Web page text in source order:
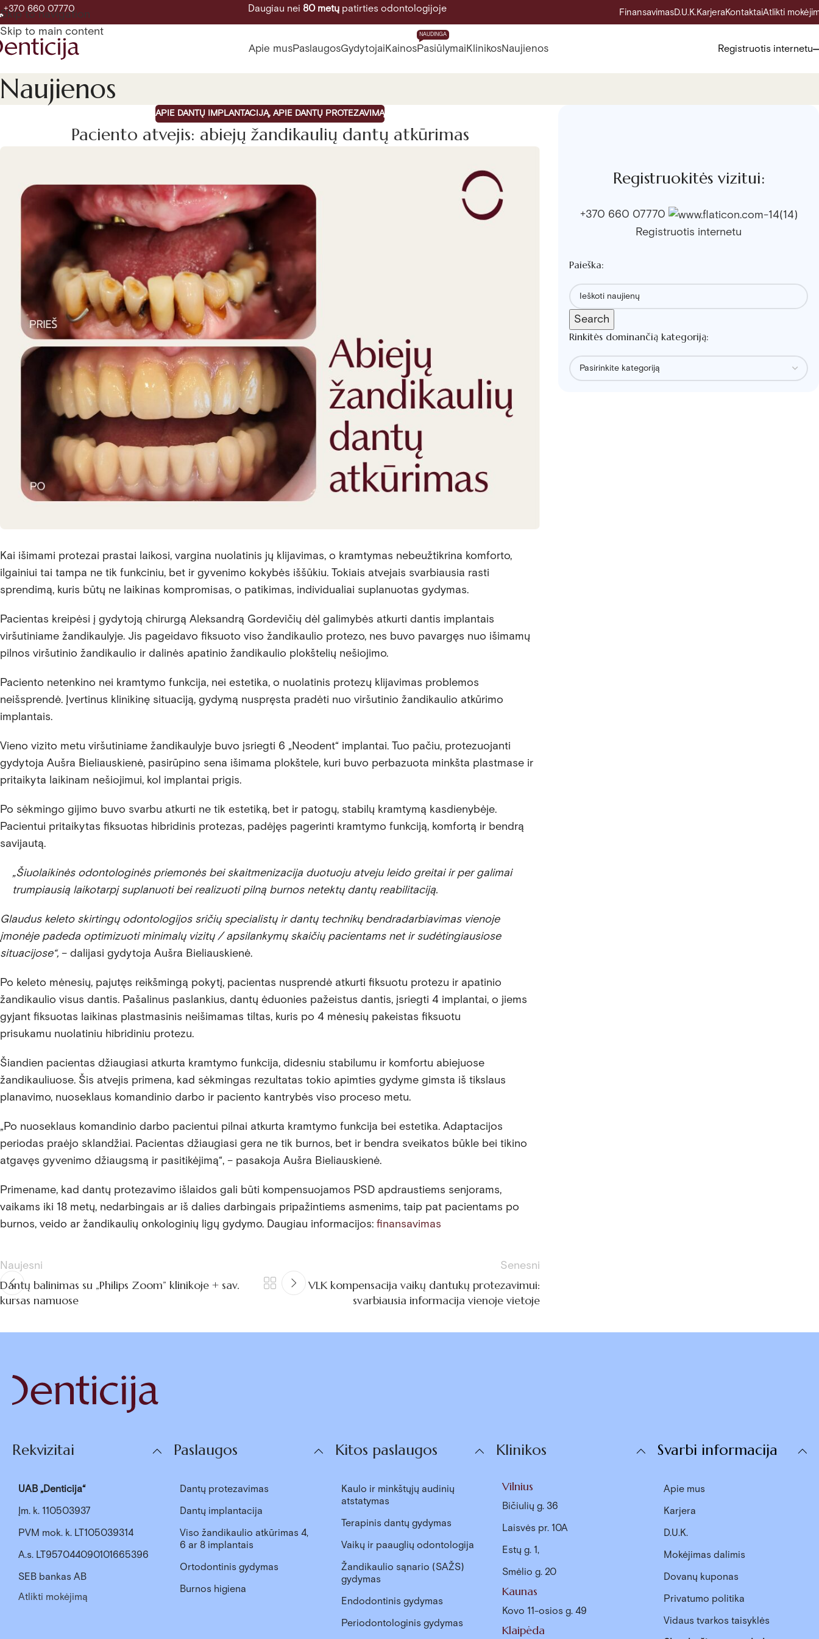
Skip to navigation
Skip to main content
+370 660 07770 Daugiau nei 80 metųpatirties odontologijoje FinansavimasD.U.K.KarjeraKontaktaiAtlikti
Apie musPaslaugosGydytojaiKainosPasiūlymai
NAUDINGA
KlinikosNaujienos Registruotis internetu
Naujienos
APIE DANTŲ IMPLANTACIJĄ, APIE DANTŲ PROTEZAVIMĄ
Paciento atvejis: abiejų žandikaulių dantų atkūrimas
Kai išimami protezai prastai laikosi, vargina nuolatinis jų klijavimas, o kramtymas nebeužtikrina komforto,
ilgainiui tai tampa ne tik funkciniu, bet ir gyvenimo kokybės iššūkiu. Tokiais atvejais svarbiausia rasti
sprendimą, kuris būtų ne laikinas kompromisas, o patikimas, individualiai suplanuotas gydymas.
Pacientas kreipėsi į gydytoją chirurgą Aleksandrą Gordevičių dėl galimybės atkurti dantis implantais
viršutiniame žandikaulyje. Jis pageidavo fiksuoto viso žandikaulio protezo, nes buvo pavargęs nuo išimamų
pilnos viršutinio žandikaulio ir dalinės apatinio žandikaulio plokštelių nešiojimo.
Paciento netenkino nei kramtymo funkcija, nei estetika, o nuolatinis protezų klijavimas problemos
neišsprendė. Įvertinus klinikinę situaciją, gydymą nuspręsta pradėti nuo viršutinio žandikaulio atkūrimo
implantais.
Vieno vizito metu viršutiniame žandikaulyje buvo įsriegti 6 „Neodent“ implantai. Tuo pačiu, protezuojanti
gydytoja Aušra Bieliauskienė, pasirūpino sena išimama plokštele, kuri buvo perbazuota minkšta plastmase ir
pritaikyta laikinam nešiojimui, kol implantai prigis.
Po sėkmingo gijimo buvo svarbu atkurti ne tik estetiką, bet ir patogų, stabilų kramtymą kasdienybėje.
Pacientui pritaikytas fiksuotas hibridinis protezas, padėjęs pagerinti kramtymo funkciją, komfortą ir bendrą
savijautą.
„Šiuolaikinės odontologinės priemonės bei skaitmenizacija duotuoju atveju leido greitai ir per galimai
trumpiausią laikotarpį suplanuoti bei realizuoti pilną burnos netektų dantų reabilitaciją.
Glaudus keleto skirtingų odontologijos sričių specialistų ir dantų technikų bendradarbiavimas vienoje
įmonėje padeda optimizuoti minimalų vizitų / apsilankymų skaičių pacientams net ir sudėtingiausiose
situacijose“, – dalijasi gydytoja Aušra Bieliauskienė.
Po keleto mėnesių, pajutęs reikšmingą pokytį, pacientas nusprendė atkurti fiksuotu protezu ir apatinio
žandikaulio visus dantis. Pašalinus paslankius, dantų ėduonies pažeistus dantis, įsriegti 4 implantai, o jiems
gyjant fiksuotas laikinas plastmasinis neišimamas tiltas, kuris po 4 mėnesių pakeistas fiksuotu
prisukamu nuolatiniu hibridiniu protezu.
Šiandien pacientas džiaugiasi atkurta kramtymo funkcija, didesniu stabilumu ir komfortu abiejuose
žandikauliuose. Šis atvejis primena, kad sėkmingas rezultatas tokio apimties gydyme gimsta iš tikslaus
planavimo, nuoseklaus komandinio darbo ir paciento kantrybės viso proceso metu.
„Po nuoseklaus komandinio darbo pacientui pilnai atkurta kramtymo funkcija bei estetika. Adaptacijos
periodas praėjo sklandžiai. Pacientas džiaugiasi gera ne tik burnos, bet ir bendra sveikatos būkle bei tikino
atgavęs gyvenimo džiaugsmą ir pasitikėjimą“, – pasakoja Aušra Bieliauskienė.
Primename, kad dantų protezavimo išlaidos gali būti kompensuojamos PSD apdraustiems senjorams,
vaikams iki 18 metų, nedarbingais ar iš dalies darbingais pripažintiems asmenims, taip pat pacientams po
burnos, veido ar žandikaulių onkologinių ligų gydymo. Daugiau informacijos: finansavimas
Naujesni
Dantų balinimas su „Philips Zoom” klinikoje + sav.
kursas namuose
Senesni
VLK kompensacija vaikų dantukų protezavimui:
svarbiausia informacija vienoje vietoje
Registruokitės vizitui:
+370 660 07770
Registruotis internetu
Paieška:
Search
Rinkitės dominančią kategoriją:
Rekvizitai
UAB „Denticija“
Įm. k. 110503937
PVM mok. k. LT105039314
A.s. LT957044090101665396
SEB bankas AB
Atlikti mokėjimą
Paslaugos
Dantų protezavimas
Dantų implantacija
Viso žandikaulio atkūrimas 4,
6 ar 8 implantais
Ortodontinis gydymas
Burnos higiena
Kitos paslaugos
Kaulo ir minkštųjų audinių
atstatymas
Terapinis dantų gydymas
Vaikų ir paauglių odontologija
Žandikaulio sąnario (SAŽS)
gydymas
Endodontinis gydymas
Periodontologinis gydymas
Klinikos
Vilnius
Bičiulių g. 36
Laisvės pr. 10A
Estų g. 1,
Smėlio g. 20
Kaunas
Kovo 11-osios g. 49
Klaipėda
Svarbi informacija
Apie mus
Karjera
D.U.K.
Mokėjimas dalimis
Dovanų kuponas
Privatumo politika
Vidaus tvarkos taisyklės